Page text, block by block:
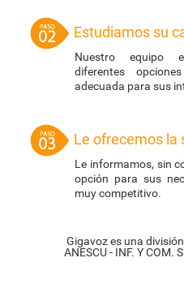
Estudiamos su
Nuestro equipo
diferentes
adecuada para sus
Le ofrecemos la
Le informamos, sin
opción para sus
muy competitivo.
Gigavoz es una
ANESCU - INF. Y COM.